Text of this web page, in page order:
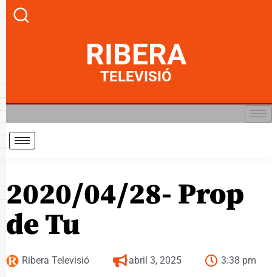
RIBERA
TELEVISIÓ
2020/04/28- Prop
de Tu
Ribera Televisió abril 3, 2025 3:38 pm